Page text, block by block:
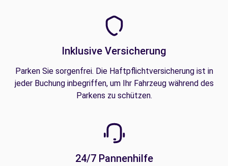
Inklusive Versicherung
Parken Sie sorgenfrei. Die Haftpflichtversicherung ist in
jeder Buchung inbegriffen, um Ihr Fahrzeug während des
Parkens zu schützen.
24/7 Pannenhilfe